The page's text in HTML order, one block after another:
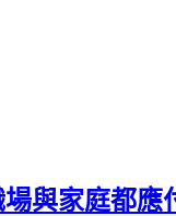
與家庭都應